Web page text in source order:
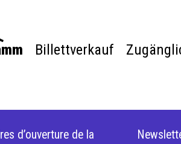
Billettverkauf
d’ouverture de la